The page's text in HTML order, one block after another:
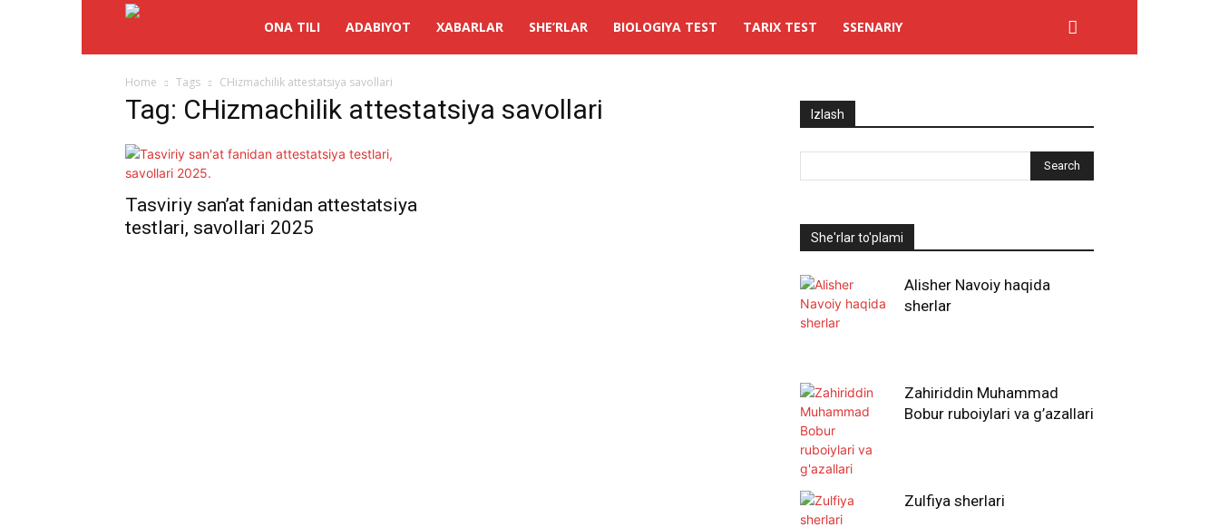
Abituriyentlar.uz
ONA TILI ADABIYOT XABARLAR SHE’RLAR BIOLOGIYA TEST TARIX TEST SSENARIY
Home Tags CHizmachilik attestatsiya savollari
Tag: CHizmachilik attestatsiya savollari
Tasviriy san’at fanidan attestatsiya
testlari, savollari 2025
Izlash
She'rlar to'plami
Alisher Navoiy haqida
sherlar
Zahiriddin Muhammad
Bobur ruboiylari va g’azallari
Zulfiya sherlari